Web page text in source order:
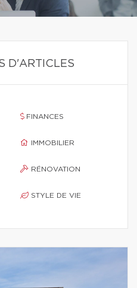
D'ARTICLES
FINANCES
IMMOBILIER
RÉNOVATION
STYLE DE VIE